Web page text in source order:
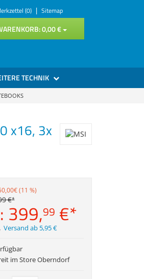
(0) | Sitemap
0,00€
TECHNIK
x16, 3x
(11 %)
€*
399,99 €*
Versand ab 5,95 €
im Store Oberndorf